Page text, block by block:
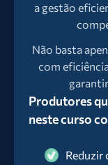
a gestão
Não basta
com
Produtores
neste curso
Reduzir